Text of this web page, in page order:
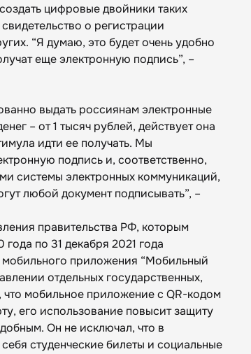
цифровые двойники таких
о регистрации
“Я думаю, это будет очень удобно
еще электронную подпись”, –
выдать россиянам электронные
– от 1 тысяч рублей, действует она
идти ее получать. Мы
подпись и, соответственно,
системы электронных коммуникаций,
любой документ подписывать”, –
правительства РФ, которым
по 31 декабря 2021 года
приложения “Мобильный
отдельных государственных,
мобильное приложение с QR-кодом
его использование повысит защиту
Он не исключал, что в
студенческие билеты и социальные